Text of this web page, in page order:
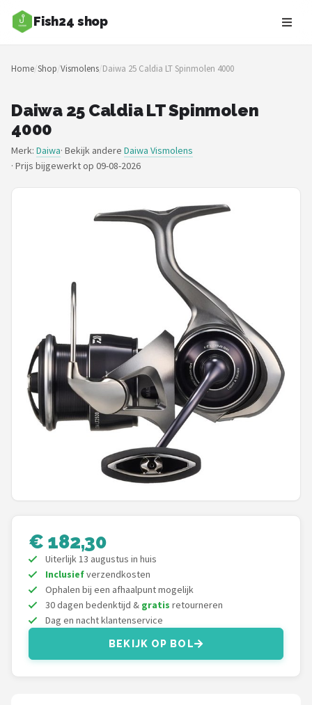
Fish24 shop
Zoeken
NAVIGATIE
Merken
Blog
Dobbers
Kunstaas
Shop
POPULAIRE MERKEN
Westin
Rapala
PB Products
Fox Rage
Rozemeijer
Home/Shop/Vismolens/Daiwa 25 Caldia LT Spinmolen 4000
Daiwa 25 Caldia LT Spinmolen
4000
Merk: Daiwa· Bekijk andere Daiwa Vismolens
· Prijs bijgewerkt op 09-08-2026
€ 182,30
Uiterlijk 13 augustus in huis
Inclusiefverzendkosten
Ophalen bij een afhaalpunt mogelijk
30 dagen bedenktijd & gratis retourneren
Dag en nacht klantenservice
BEKIJK OP BOL